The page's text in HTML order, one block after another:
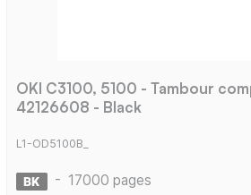
OKI C3100, 5100 - Tambour
42126608 - Black
L1-OD5100B_
- 17000 pages